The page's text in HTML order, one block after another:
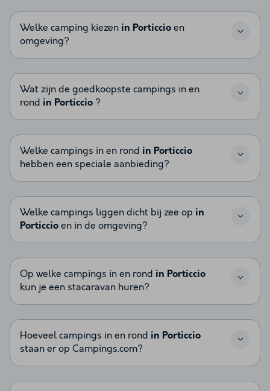
Welke camping kiezen in Porticcio en
omgeving?
Wat zijn de goedkoopste campings in en
rond in Porticcio ?
Welke campings in en rond in Porticcio
hebben een speciale aanbieding?
Welke campings liggen dicht bij zee op in
Porticcio en in de omgeving?
Op welke campings in en rond in Porticcio
kun je een stacaravan huren?
Hoeveel campings in en rond in Porticcio
staan er op Campings.com?